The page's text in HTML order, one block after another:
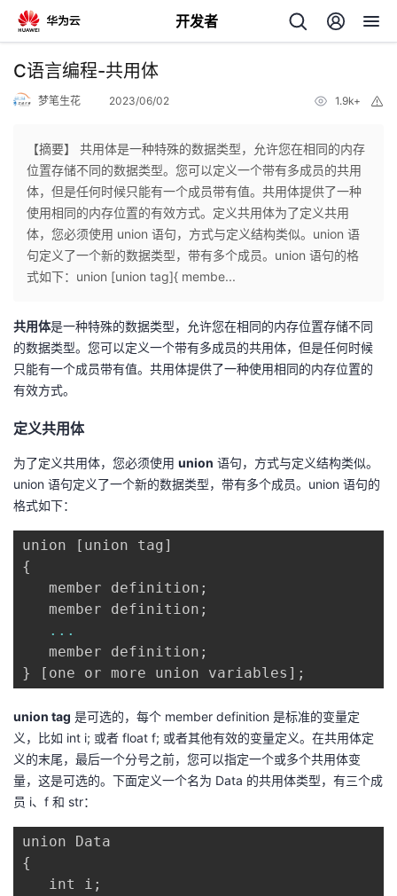
开发者
返
个
人
页
我
开
发
者
我
的
我
子直的
动
我
关
注
我
的
发
我
Programs
我
的
C语言编程-共用体
梦笔生花 2023/06/02 1.9k+
【摘要】 共用体是一种特殊的数据类型，允许您在相同的内存
位置存储不同的数据类型。您可以定义一个带有多成员的共用
体，但是任何时候只能有一个成员带有值。共用体提供了一种
使用相同的内存位置的有效方式。定义共用体为了定义共用
体，您必须使用 union 语句，方式与定义结构类似。union 语
句定义了一个新的数据类型，带有多个成员。union 语句的格
式如下：union [union tag]{ membe...
共用体是一种特殊的数据类型，允许您在相同的内存位置存储不同
的数据类型。您可以定义一个带有多成员的共用体，但是任何时候
只能有一个成员带有值。共用体提供了一种使用相同的内存位置的
有效方式。
定义共用体
为了定义共用体，您必须使用 union 语句，方式与定义结构类似。
union 语句定义了一个新的数据类型，带有多个成员。union 语句的
格式如下：
union [ union tag ]
{
   member definition
;
   member definition
;
...
   member definition
;
}
[ one or more union variables ] ;
union tag 是可选的，每个 member definition 是标准的变量定
义，比如 int i; 或者 float f; 或者其他有效的变量定义。在共用体定
义的末尾，最后一个分号之前，您可以指定一个或多个共用体变
量，这是可选的。下面定义一个名为 Data 的共用体类型，有三个成
员 i、f 和 str：
{
   int i
;